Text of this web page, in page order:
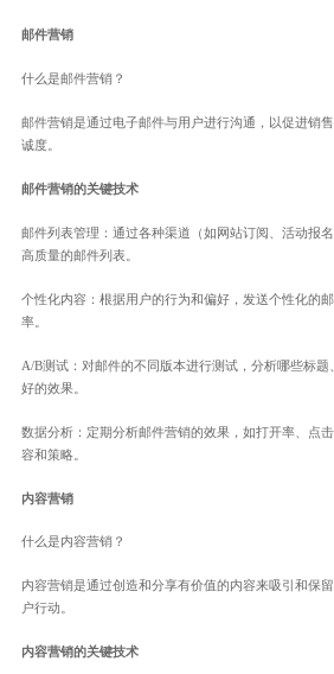
邮件营销
什么是邮件营销？
邮件营销是通过电子邮件与用户进行沟通，以促进销
诚度。
邮件营销的关键技术
邮件列表管理：通过各种渠道（如网站订阅、活动报
高质量的邮件列表。
个性化内容：根据用户的行为和偏好，发送个性化的
率。
A/B测试：对邮件的不同版本进行测试，分析哪些标
好的效果。
数据分析：定期分析邮件营销的效果，如打开率、点
容和策略。
内容营销
什么是内容营销？
内容营销是通过创造和分享有价值的内容来吸引和保
户行动。
内容营销的关键技术